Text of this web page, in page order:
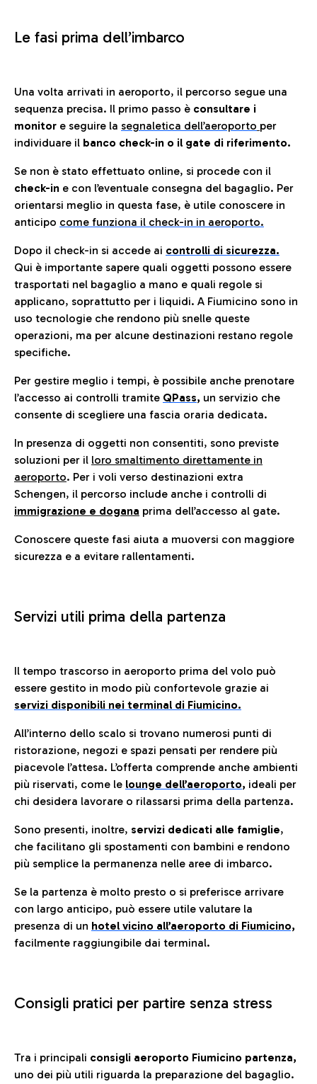
Le fasi prima dell’imbarco
Una volta arrivati in aeroporto, il percorso segue una
sequenza precisa. Il primo passo è consultare i
monitor e seguire la segnaletica dell’aeroporto per
individuare il banco check-in o il gate di riferimento.
Se non è stato effettuato online, si procede con il
check-in e con l’eventuale consegna del bagaglio. Per
orientarsi meglio in questa fase, è utile conoscere in
anticipo come funziona il check-in in aeroporto.
Dopo il check-in si accede ai controlli di sicurezza.
Qui è importante sapere quali oggetti possono essere
trasportati nel bagaglio a mano e quali regole si
applicano, soprattutto per i liquidi. A Fiumicino sono in
uso tecnologie che rendono più snelle queste
operazioni, ma per alcune destinazioni restano regole
specifiche.
Per gestire meglio i tempi, è possibile anche prenotare
l’accesso ai controlli tramite QPass, un servizio che
consente di scegliere una fascia oraria dedicata.
In presenza di oggetti non consentiti, sono previste
soluzioni per il loro smaltimento direttamente in
aeroporto. Per i voli verso destinazioni extra
Schengen, il percorso include anche i controlli di
immigrazione e dogana prima dell’accesso al gate.
Conoscere queste fasi aiuta a muoversi con maggiore
sicurezza e a evitare rallentamenti.
Servizi utili prima della partenza
Il tempo trascorso in aeroporto prima del volo può
essere gestito in modo più confortevole grazie ai
servizi disponibili nei terminal di Fiumicino.
All’interno dello scalo si trovano numerosi punti di
ristorazione, negozi e spazi pensati per rendere più
piacevole l’attesa. L’offerta comprende anche ambienti
più riservati, come le lounge dell’aeroporto, ideali per
chi desidera lavorare o rilassarsi prima della partenza.
Sono presenti, inoltre, servizi dedicati alle famiglie,
che facilitano gli spostamenti con bambini e rendono
più semplice la permanenza nelle aree di imbarco.
Se la partenza è molto presto o si preferisce arrivare
con largo anticipo, può essere utile valutare la
presenza di un hotel vicino all’aeroporto di Fiumicino,
facilmente raggiungibile dai terminal.
Consigli pratici per partire senza stress
Tra i principali consigli aeroporto Fiumicino partenza,
uno dei più utili riguarda la preparazione del bagaglio.